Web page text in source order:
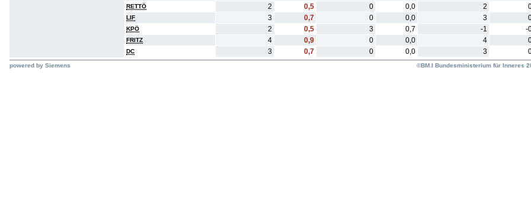
RETTÖ 2 0,5 0 0,0 2
LIF 3 0,7 0 0,0 3
KPÖ 2 0,5 3 0,7 -1 -
FRITZ 4 0,9 0 0,0 4
DC 3 0,7 0 0,0 3
powered by Siemens ©BM.I Bundesministerium für Inneres